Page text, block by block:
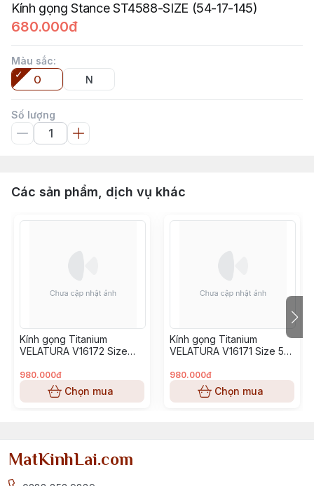
Kính gọng Stance ST4588-SIZE (54-17-145)
680.000đ
Màu sắc:
O
N
Số lượng
Các sản phẩm, dịch vụ khác
Kính gọng Titanium
VELATURA V16172 Size
980.000đ
Chọn mua
Kính gọng Titanium
VELATURA V16171 Size 53-
980.000đ
Chọn mua
MatKinhLai.com